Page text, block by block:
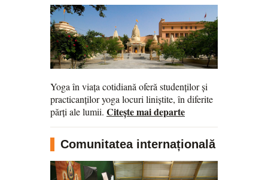
Yoga în viața cotidiană oferă studenților și
practicanților yoga locuri liniștite, în diferite
părți ale lumii. Citește mai departe
Comunitatea internațională